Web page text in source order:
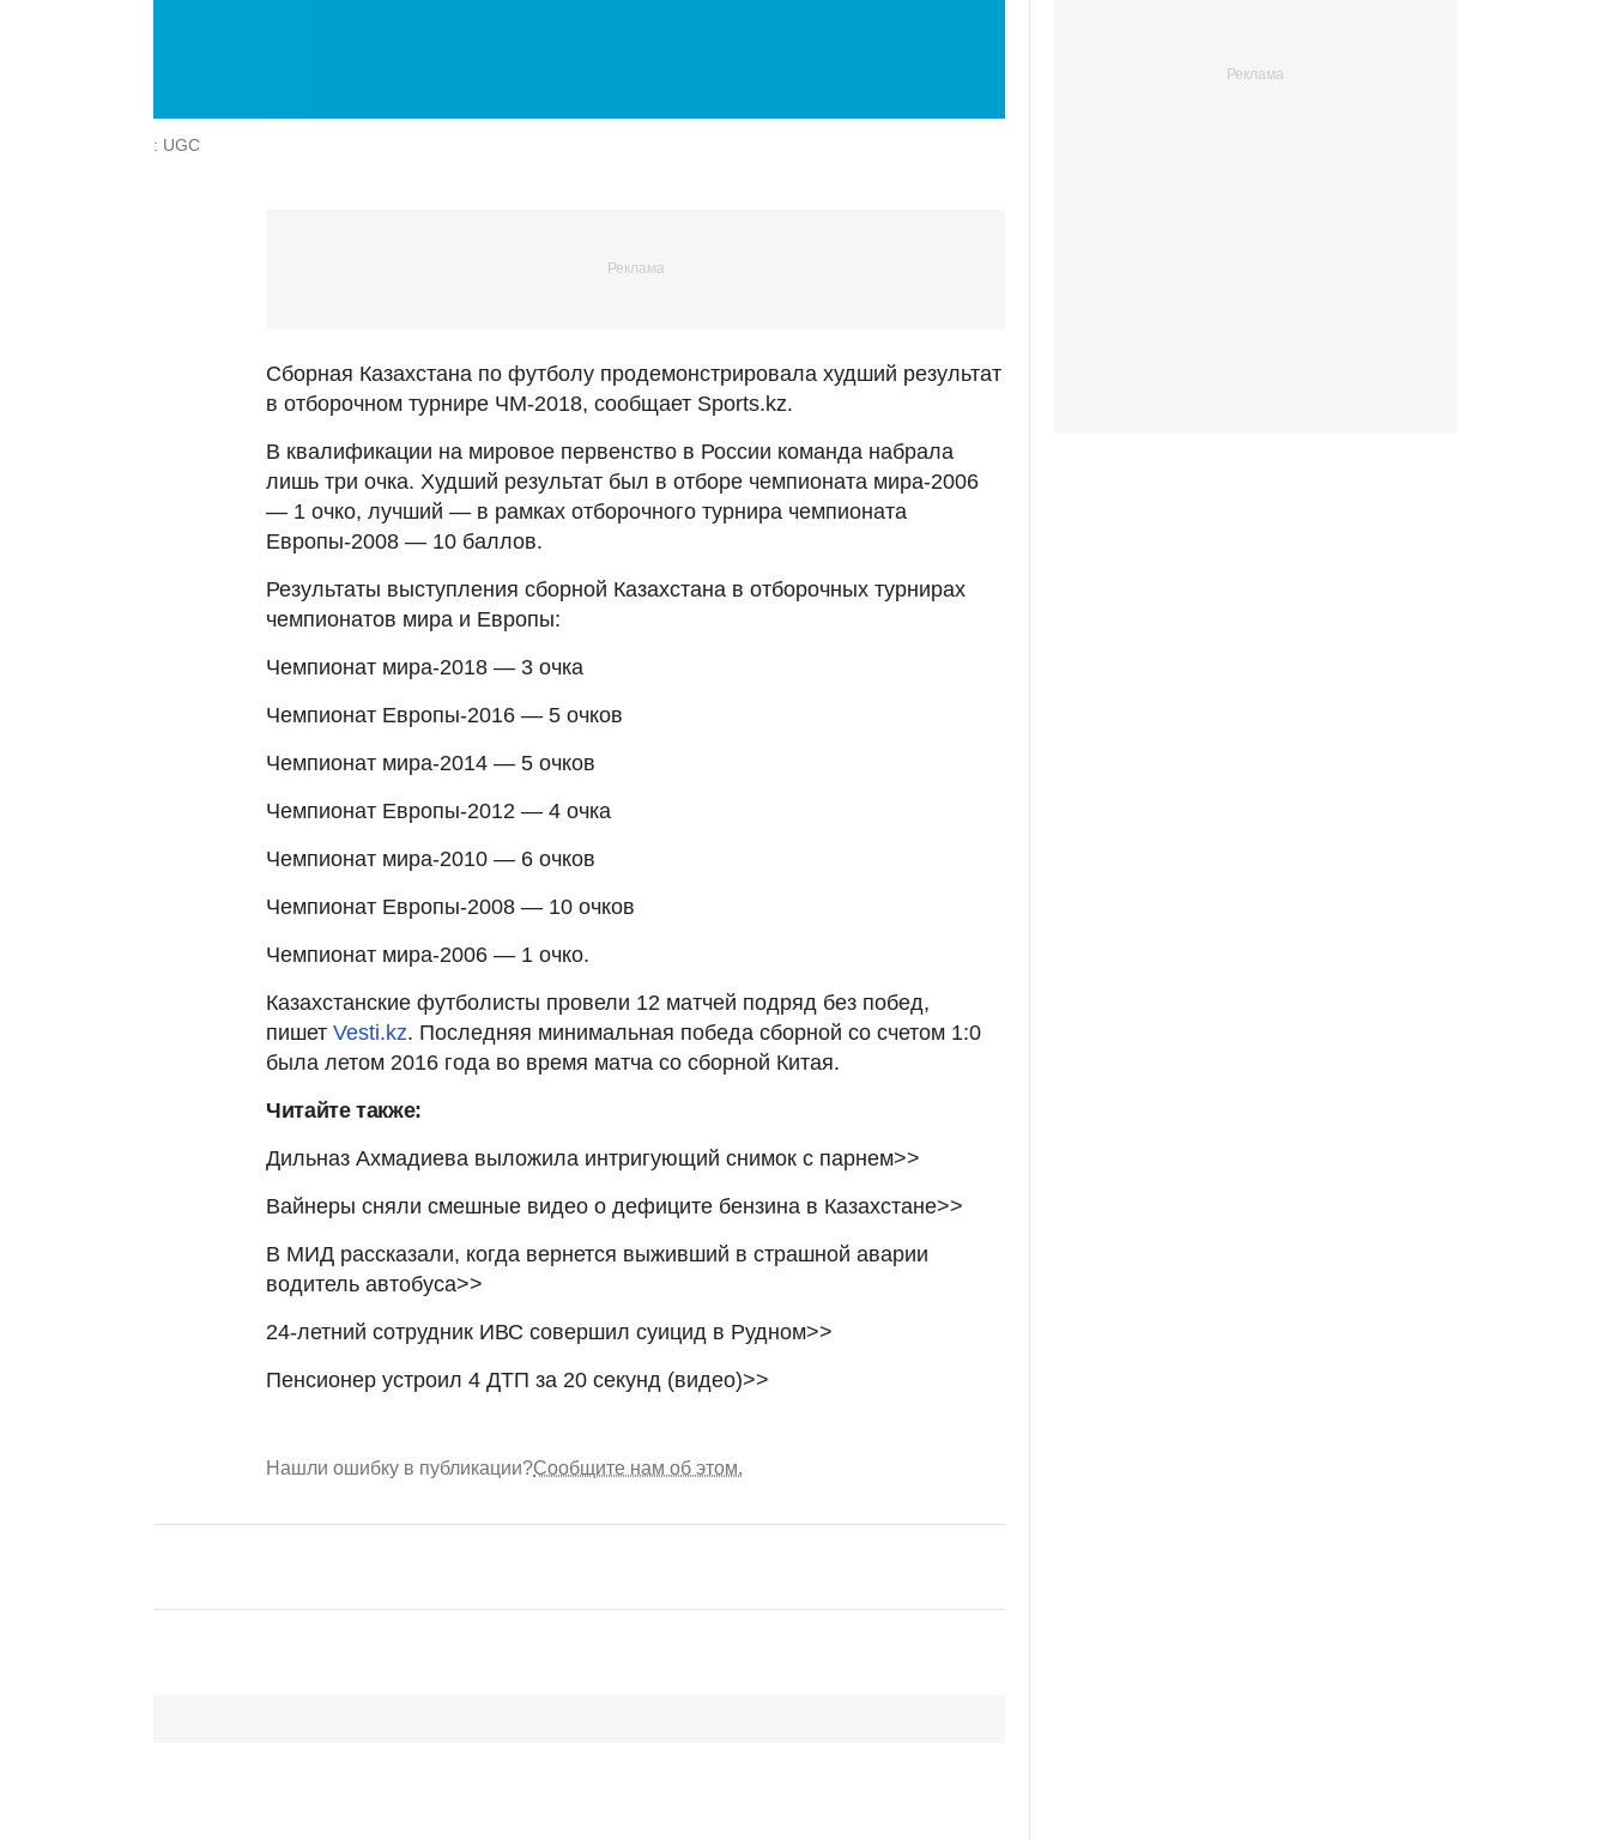
: UGC
Сборная Казахстана по футболу продемонстрировала худший результат
в отборочном турнире ЧМ-2018, сообщает Sports.kz.
В квалификации на мировое первенство в России команда набрала
лишь три очка. Худший результат был в отборе чемпионата мира-2006
— 1 очко, лучший — в рамках отборочного турнира чемпионата
Европы-2008 — 10 баллов.
Результаты выступления сборной Казахстана в отборочных турнирах
чемпионатов мира и Европы:
Чемпионат мира-2018 — 3 очка
Чемпионат Европы-2016 — 5 очков
Чемпионат мира-2014 — 5 очков
Чемпионат Европы-2012 — 4 очка
Чемпионат мира-2010 — 6 очков
Чемпионат Европы-2008 — 10 очков
Чемпионат мира-2006 — 1 очко.
Казахстанские футболисты провели 12 матчей подряд без побед,
пишет Vesti.kz. Последняя минимальная победа сборной со счетом 1:0
была летом 2016 года во время матча со сборной Китая.
Читайте также:
Дильназ Ахмадиева выложила интригующий снимок с парнем>>
Вайнеры сняли смешные видео о дефиците бензина в Казахстане>>
В МИД рассказали, когда вернется выживший в страшной аварии
водитель автобуса>>
24-летний сотрудник ИВС совершил суицид в Рудном>>
Пенсионер устроил 4 ДТП за 20 секунд (видео)>>
Нашли ошибку в публикации?Сообщите нам об этом.